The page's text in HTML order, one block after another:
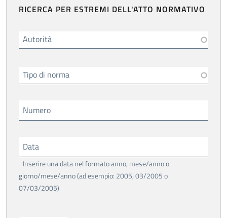
RICERCA PER ESTREMI DELL'ATTO NORMATIVO
Autorità
Tipo di norma
Numero
Data
Inserire una data nel formato anno, mese/anno o
giorno/mese/anno (ad esempio: 2005, 03/2005 o
07/03/2005)